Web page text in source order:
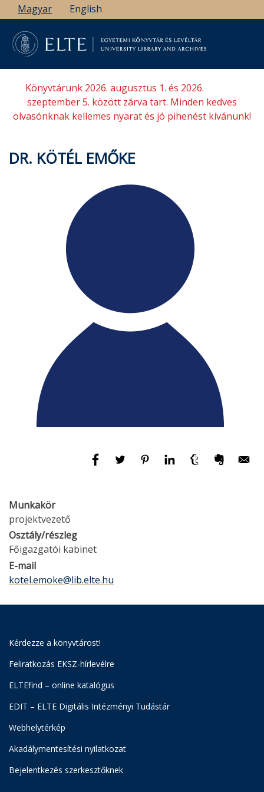
Ugrás
a
tartalomra
Magyar English
Könyvtárunk 2026. augusztus 1. és 2026.
szeptember 5. között zárva tart. Minden kedves
olvasónknak kellemes nyarat és jó pihenést kívánunk!
DR. KÖTÉL EMŐKE
Munkakör
projektvezető
Osztály/részleg
Főigazgatói kabinet
E-mail
kotel.emoke@lib.elte.hu
Kérdezze a könyvtárost!
Feliratkozás EKSZ-hírlevélre
ELTEfind – online katalógus
EDIT – ELTE Digitális Intézményi Tudástár
Webhelytérkép
Akadálymentesítési nyilatkozat
Bejelentkezés szerkesztőknek